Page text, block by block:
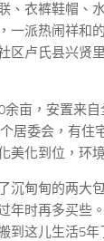
、衣裤鞋帽、
一派热闹祥和
区卢氏县兴贤
余亩，安置来
居委会，有住
美化到位，环
沉甸甸的两大
年时再多买些
到这儿生活5